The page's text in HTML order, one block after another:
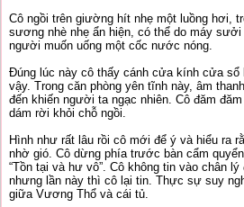
Cô ngồi trên giường hít nhẹ một luồng hơi,
sương nhè nhẹ ẩn hiện, có thể do máy
người muốn uống một cốc nước nóng.
Đúng lúc này cô thấy cánh cửa kính cửa
vậy. Trong căn phòng yên tĩnh này, âm
đến khiến người ta ngạc nhiên. Cô đăm
dám rời khỏi chỗ ngồi.
Hình như rất lâu rồi cô mới để ý và hiểu ra
nhờ gió. Cô dừng phía trước bàn cẩm
“Tồn tại và hư vô”. Cô không tin vào chân
nhưng lần này thì cô lại tin. Thực sự suy
giữa Vương Thổ và cái tủ.